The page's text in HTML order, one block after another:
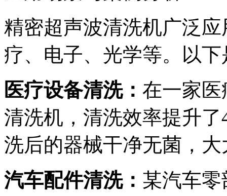
精密超声波清洗机广泛
疗、电子、光学等。以
医疗设备清洗： 在一家
清洗机，清洗效率提升
洗后的器械干净无菌，
汽车配件清洗： 某汽车